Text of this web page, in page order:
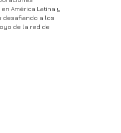
América Latina y
desafiando a los
de la red de